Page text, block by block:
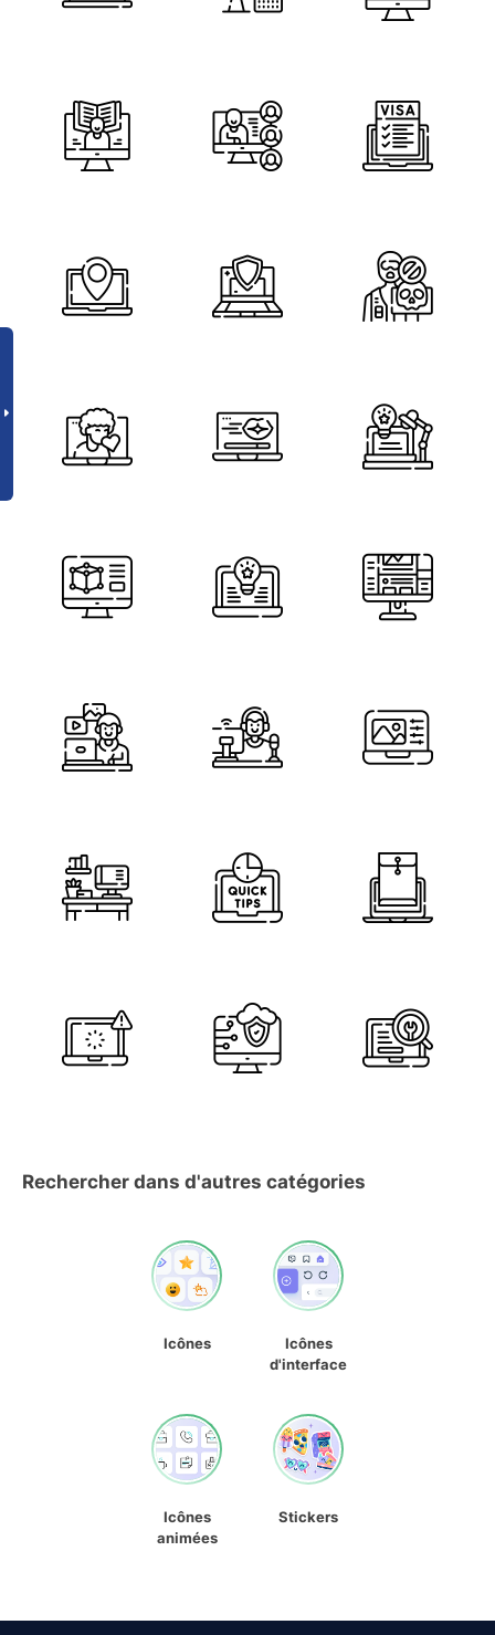
Rechercher dans d'autres catégories
Icônes
Icônes
d'interface
Icônes
animées
Stickers